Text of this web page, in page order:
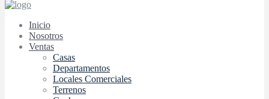
Inicio
Nosotros
Ventas
Casas
Departamentos
Locales Comerciales
Terrenos